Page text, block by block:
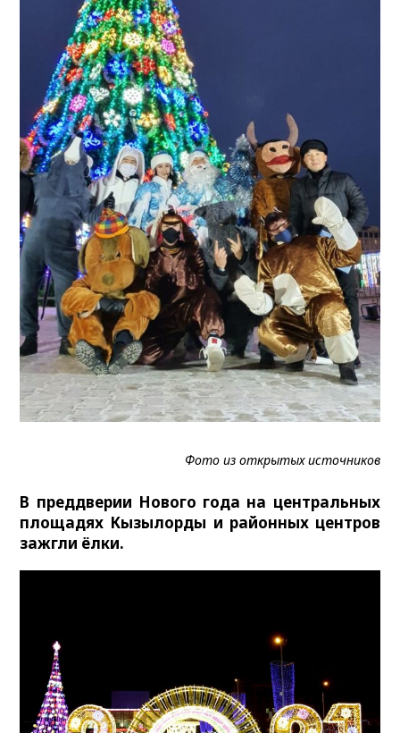
Фото из открытых источников
В преддверии Нового года на центральных
площадях Кызылорды и районных центров
зажгли ёлки.